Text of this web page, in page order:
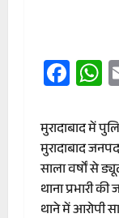
मुरादाबाद में
मुरादाबाद
साला वर्षों से
थाना प्रभारी
थाने में आरोपी